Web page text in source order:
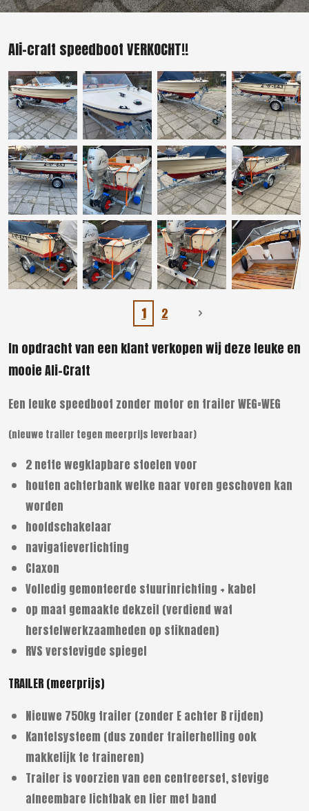
Ali-craft speedboot VERKOCHT!!
1 2
In opdracht van een klant verkopen wij deze leuke en
mooie Ali-Craft
Een leuke speedboot zonder motor en trailer WEG=WEG
(nieuwe trailer tegen meerprijs leverbaar)
2 nette wegklapbare stoelen voor
houten achterbank welke naar voren geschoven kan
worden
hoofdschakelaar
navigatieverlichting
Claxon
Volledig gemonteerde stuurinrichting + kabel
op maat gemaakte dekzeil (verdiend wat
herstelwerkzaamheden op stiknaden)
RVS verstevigde spiegel
TRAILER (meerprijs)
Nieuwe 750kg trailer (zonder E achter B rijden)
Kantelsysteem (dus zonder trailerhelling ook
makkelijk te traineren)
Trailer is voorzien van een centreerset, stevige
afneembare lichtbak en lier met band